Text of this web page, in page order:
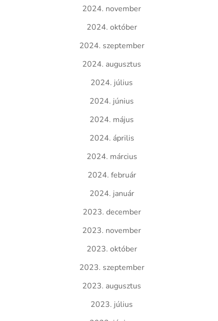
2024. november
2024. október
2024. szeptember
2024. augusztus
2024. július
2024. június
2024. május
2024. április
2024. március
2024. február
2024. január
2023. december
2023. november
2023. október
2023. szeptember
2023. augusztus
2023. július